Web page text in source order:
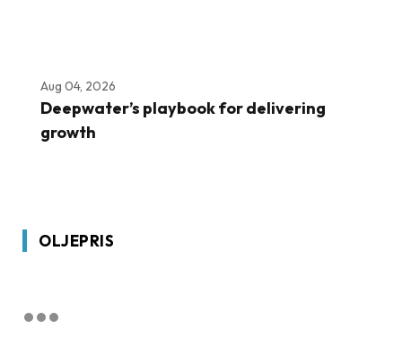
Aug 04, 2026
Deepwater’s playbook for delivering
growth
OLJEPRIS